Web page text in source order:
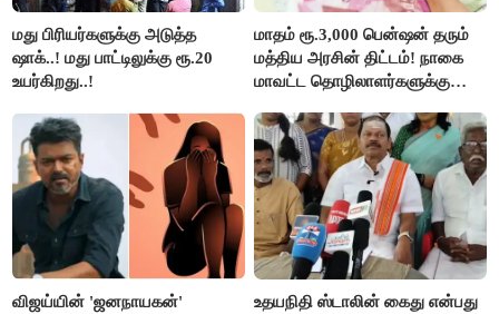
மது பிரியர்களுக்கு அடுத்த
ஷாக்..! மது பாட்டிலுக்கு ரூ.20
உயர்கிறது..!
மாதம் ரூ.3,000 பென்ஷன் தரும்
மத்திய அரசின் திட்டம்! நாகை
மாவட்ட தொழிலாளர்களுக்கு
செய்தி!
விஜய்யின் 'ஜனநாயகன்'
உதயநிதி ஸ்டாலின் கைது என்பது